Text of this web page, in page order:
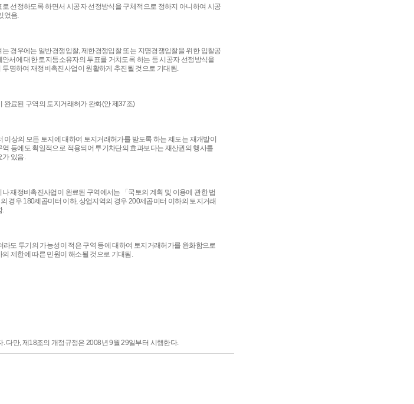
선정하도록 하면서 시공자 선정방식을 구체적으로 정하지 아니하여 시공
었음.
경우에는 일반경쟁입찰, 제한경쟁입찰 또는 지명경쟁입찰을 위한 입찰공
서에 대한 토지등소유자의 투표를 거치도록 하는 등 시공자 선정방식을
명하여 재정비촉진사업이 원활하게 추진될 것으로 기대됨.
완료된 구역의 토지거래허가 완화(안 제37조)
상의 모든 토지에 대하여 토지거래허가를 받도록 하는 제도는 재개발이
등에도 획일적으로 적용되어 투기차단의 효과보다는 재산권의 행사를
가 있음.
재정비촉진사업이 완료된 구역에서는 「국토의 계획 및 이용에 관한 법
경우 180제곱미터 이하, 상업지역의 경우 200제곱미터 이하의 토지거래
.
도 투기의 가능성이 적은 구역 등에 대하여 토지거래허가를 완화함으로
제한에 따른 민원이 해소될 것으로 기대됨.
다만, 제18조의 개정규정은 2008년 9월 29일부터 시행한다.